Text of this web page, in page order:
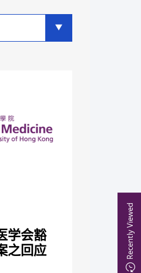
Recently Viewed
学会豁
之回应